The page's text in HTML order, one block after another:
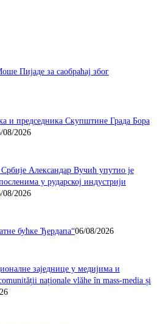
Пијаде за саобраћај због
и председника Скупштине Града Бора
08/2026
Александар Вучић упутио је
у рударској индустрији
08/2026
бућке Ђердапа“06/08/2026
заједнице у медијима и
naționale vlăhe în mass-media și